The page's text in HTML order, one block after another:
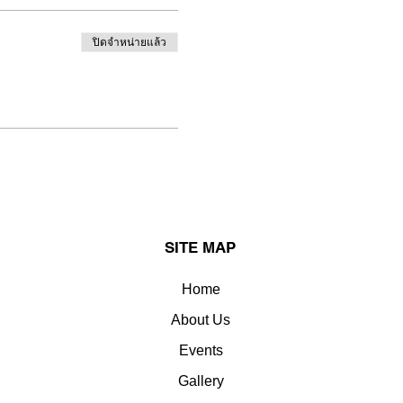
ปิดจำหน่ายแล้ว
SITE MAP
Home
About Us
Events
Gallery